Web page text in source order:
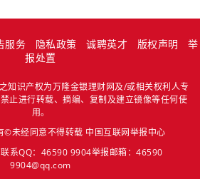
服务 隐私政策 诚聘英才 版权声明
举
报处置
知识产权为万隆金银理财网及/或相关权利人专
止进行转载、摘编、复制及建立镜像等任何使
用。
©未经同意不得转载 中国互联网举报中心
系QQ：46590 9904举报邮箱：46590
9904@qq.com